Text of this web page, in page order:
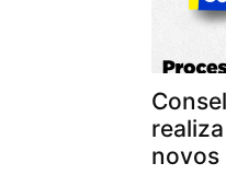
novos